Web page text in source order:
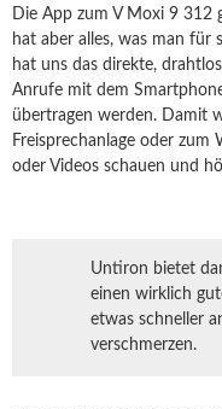
Die App zum V Moxi 9 312
hat aber alles, was man für
hat uns das direkte,
Anrufe mit dem
übertragen werden. Damit
Freisprechanlage oder zum
oder Videos schauen und
Untiron bietet
einen wirklich
etwas schneller
verschmerzen.